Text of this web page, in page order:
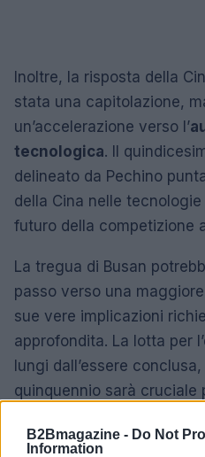
B2Bmagazine - Do Not
Information
Inoltre, la risposta della
stata una capitolazione,
un’accelerazione verso l’
tecnologica. Il
delineato da Pechino
della Cina nelle
futuro della competizione
La tregua di Busan
passo verso una
sue vere implicazioni
approfondita. La lotta per
lungi dall’essere
quinquennio sarà cruciale